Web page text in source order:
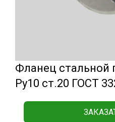
Фланец стальной
Ру10 ст.20 ГОСТ